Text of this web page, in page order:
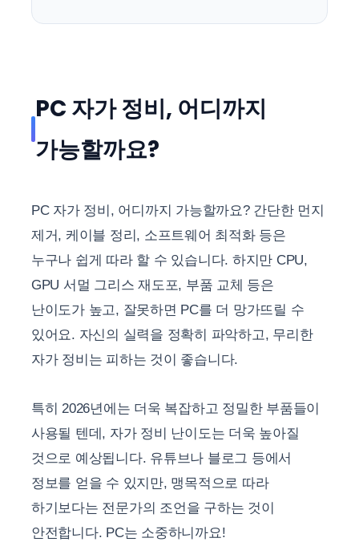
PC 자가 정비, 어디까지
가능할까요?
PC 자가 정비, 어디까지 가능할까요? 간단한 먼지
제거, 케이블 정리, 소프트웨어 최적화 등은
누구나 쉽게 따라 할 수 있습니다. 하지만 CPU,
GPU 서멀 그리스 재도포, 부품 교체 등은
난이도가 높고, 잘못하면 PC를 더 망가뜨릴 수
있어요. 자신의 실력을 정확히 파악하고, 무리한
자가 정비는 피하는 것이 좋습니다.
특히 2026년에는 더욱 복잡하고 정밀한 부품들이
사용될 텐데, 자가 정비 난이도는 더욱 높아질
것으로 예상됩니다. 유튜브나 블로그 등에서
정보를 얻을 수 있지만, 맹목적으로 따라
하기보다는 전문가의 조언을 구하는 것이
안전합니다. PC는 소중하니까요!